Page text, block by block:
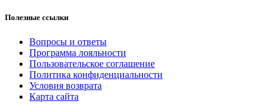
Полезные ссылки
Вопросы и ответы
Программа лояльности
Пользовательское соглашение
Политика конфиденциальности
Условия возврата
Карта сайта